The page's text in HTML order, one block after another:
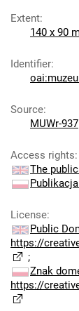
Extent:
140 x 90
Identifier:
Source:
MUWr-937
Access rights:
The
License:
Public
https://
;
Znak
https://